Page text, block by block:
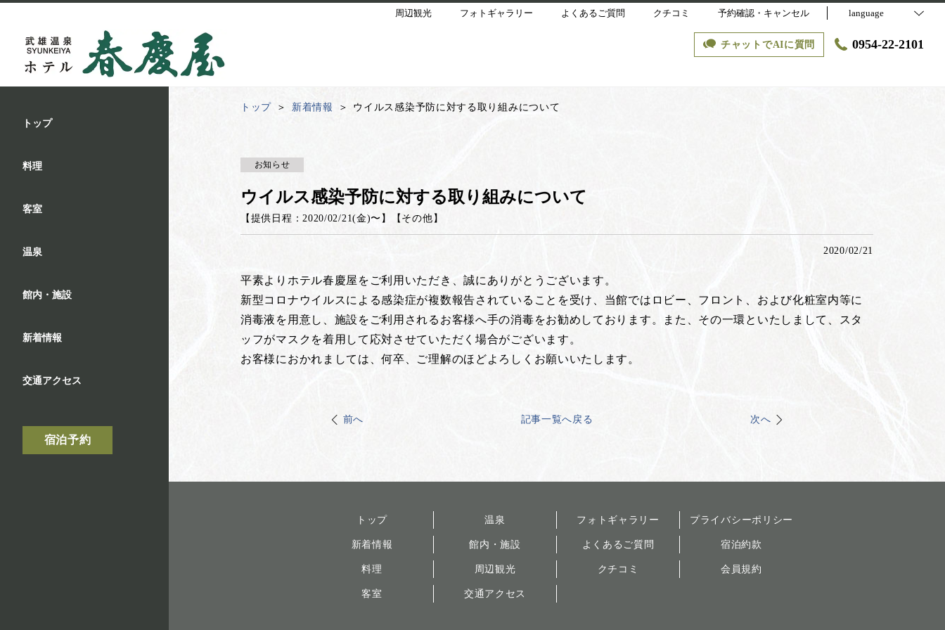
周辺観光 フォトギャラリー よくあるご質問 クチコミ 予約確認・キャンセル language
チャットでAIに質問 0954-22-2101
トップ
料理
客室
温泉
館内・施設
新着情報
交通アクセス
宿泊予約
トップ 新着情報 ウイルス感染予防に対する取り組みについて
お知らせ
ウイルス感染予防に対する取り組みについて
【提供日程：2020/02/21(金)〜】 【 その他 】
2020/02/21
平素よりホテル春慶屋をご利用いただき、誠にありがとうございます。
新型コロナウイルスによる感染症が複数報告されていることを受け、当館ではロビー、フロント、および化粧室内等に
消毒液を用意し、施設をご利用されるお客様へ手の消毒をお勧めしております。また、その一環といたしまして、スタ
ッフがマスクを着用して応対させていただく場合がございます。
お客様におかれましては、何卒、ご理解のほどよろしくお願いいたします。
前へ 記事一覧へ戻る 次へ
トップ
新着情報
料理
客室
温泉
館内・施設
周辺観光
交通アクセス
フォトギャラリー
よくあるご質問
クチコミ
プライバシーポリシー
宿泊約款
会員規約